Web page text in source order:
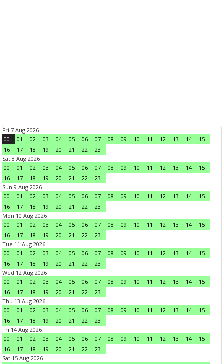
Fri 7 Aug 2026
00
01 02 03 04 05 06 07 08 09 10 11 12 13 14
15
16
17 18 19 20 21 22
23
Sat 8 Aug 2026
00
01 02 03 04 05 06 07 08 09 10 11 12 13 14
15
16
17 18 19 20 21 22
23
Sun 9 Aug 2026
00
01 02 03 04 05 06 07 08 09 10 11 12 13 14
15
16
17 18 19 20 21 22
23
Mon 10 Aug 2026
00
01 02 03 04 05 06 07 08 09 10 11 12 13 14
15
16
17 18 19 20 21 22
23
Tue 11 Aug 2026
00
01 02 03 04 05 06 07 08 09 10 11 12 13 14
15
16
17 18 19 20 21 22
23
Wed 12 Aug 2026
00
01 02 03 04 05 06 07 08 09 10 11 12 13 14
15
16
17 18 19 20 21 22
23
Thu 13 Aug 2026
00
01 02 03 04 05 06 07 08 09 10 11 12 13 14
15
16
17 18 19 20 21 22
23
Fri 14 Aug 2026
00
01 02 03 04 05 06 07 08 09 10 11 12 13 14
15
16
17 18 19 20 21 22
23
Sat 15 Aug 2026